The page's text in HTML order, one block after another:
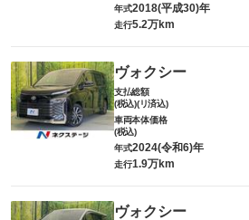
年式2018(平成30)年
走行5.2万km
ヴォクシー
支払総額
(税込)(リ済込)
車両本体価格
(税込)
年式2024(令和6)年
走行1.9万km
ヴォクシー